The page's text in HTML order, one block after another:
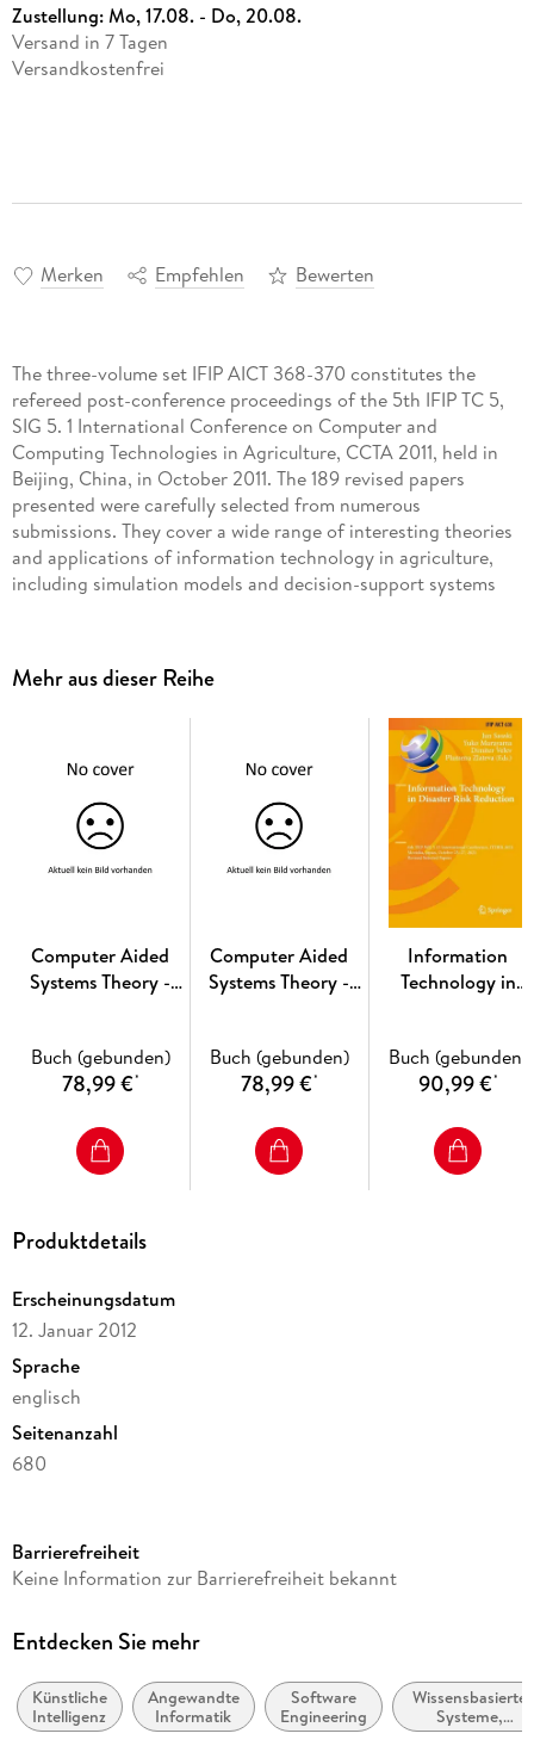
Zustellung:Mo, 17.08. - Do, 20.08.
Versand in 7 Tagen
Versandkostenfrei
Merken Empfehlen Bewerten
The three-volume set IFIP AICT 368-370 constitutes the
refereed post-conference proceedings of the 5th IFIP TC 5,
SIG 5. 1 International Conference on Computer and
Computing Technologies in Agriculture, CCTA 2011, held in
Beijing, China, in October 2011. The 189 revised papers
presented were carefully selected from numerous
submissions. They cover a wide range of interesting theories
and applications of information technology in agriculture,
including simulation models and decision-support systems
agriculture, and universal information service technology and
service systems development in rural areas. The 68 papers
included in the second volume focus on GIS, GPS, RS, and
precision farming.
Mehr aus dieser Reihe
Computer Aided
Systems Theory -
Buch (gebunden)
78,99 €*
Computer Aided
Systems Theory -
Buch (gebunden)
78,99 €*
Information
Technology in
Buch (gebunden)
90,99 €*
Produktdetails
Erscheinungsdatum
12. Januar 2012
Sprache
englisch
Seitenanzahl
680
Herausgegeben von
Verlag/Hersteller
Produktart
gebunden
Barrierefreiheit
Keine Information zur Barrierefreiheit bekannt
Entdecken Sie mehr
Künstliche
Intelligenz
Angewandte
Informatik
Software
Engineering
Wissensbasierte
Systeme,
Expertensysteme